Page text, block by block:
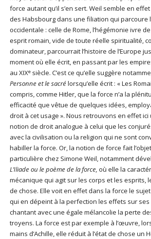
force autant qu’il s’en sert. Weil semble en
des Habsbourg dans une filiation qui parcoure
occidentale : celle de Rome, l’hégémonie ivre
esprit romain, vide de toute réelle spiritualité,
dominateur, parcourrait l’histoire de l’Europe
moment où elle écrit, en passant par les
au XIXe siècle. C’est ce qu’elle suggère
Personne et le sacrélorsqu’elle écrit : « Les
compris, comme Hitler, que la force n’a la
efficacité que vêtue de quelques idées,
droit à cet usage ». Nous retrouvons en effet
notion de droit analogue à celui que les
avec la civilisation ou la religion qui ne sont
habiller la force. Or, la notion de force fait
particulière chez Simone Weil, notamment
L’Iliade ou le poème de la force, où elle la
mécanique qui agit sur les corps et les esprits,
de chose. Elle voit en effet dans la force le
qui en dépeint à la perfection les effets sur
chantant avec une égale mélancolie la perte
troyens. La force est par exemple à l’œuvre,
mains d’Achille, elle réduit à l’état de chose un